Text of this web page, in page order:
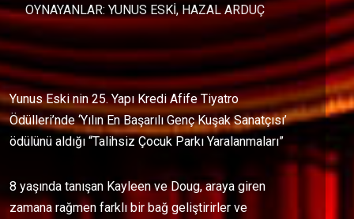
OYNAYANLAR: YUNUS ESKİ, HAZAL ARDUÇ
Yunus Eski nin 25. Yapı Kredi Afife Tiyatro
Ödülleri’nde ‘Yılın En Başarılı Genç Kuşak Sanatçısı’
ödülünü aldığı “Talihsiz Çocuk Parkı Yaralanmaları”
8 yaşında tanışan Kayleen ve Doug, araya giren
zamana rağmen farklı bir bağ geliştirirler ve